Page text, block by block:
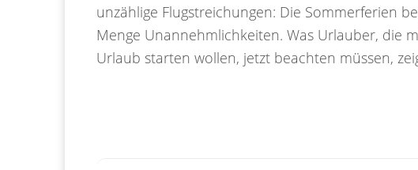
unzählige Flugstreichungen: Die Sommerferien
Menge Unannehmlichkeiten. Was Urlauber, die
Urlaub starten wollen, jetzt beachten müssen,